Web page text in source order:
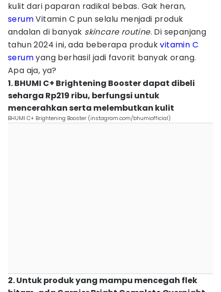
kulit dari paparan radikal bebas. Gak heran,
serumVitamin C pun selalu menjadi produk
andalan di banyak skincare routine. Di sepanjang
tahun 2024 ini, ada beberapa produkvitamin C
serumyang berhasil jadi favorit banyak orang.
Apa aja, ya?
1. BHUMI C+ Brightening Booster dapat dibeli
seharga Rp219 ribu, berfungsi untuk
mencerahkan serta melembutkan kulit
BHUMI C+ Brightening Booster (instagram.com/bhumiofficial)
2. Untuk produk yang mampu mencegah flek